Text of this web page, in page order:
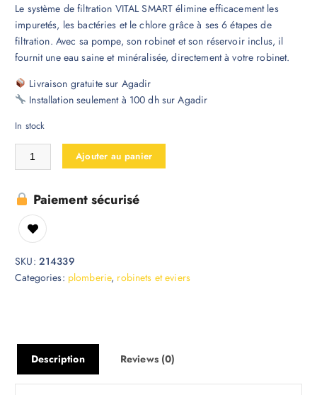
Le système de filtration VITAL SMART élimine efficacement les
impuretés, les bactéries et le chlore grâce à ses 6 étapes de
filtration. Avec sa pompe, son robinet et son réservoir inclus, il
fournit une eau saine et minéralisée, directement à votre robinet.
Livraison gratuite sur Agadir
Installation seulement à 100 dh sur Agadir
In stock
Ajouter au panier
Paiement sécurisé
SKU: 214339
Categories: plomberie, robinets et eviers
Description Reviews (0)